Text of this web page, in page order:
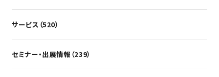
サービス（520）
セミナー・出展情報（239）